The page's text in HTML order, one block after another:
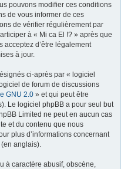
pouvons modifier ces conditions
de vous informer de ces
de vérifier régulièrement par
à « Mi ca El !? » après que
acceptez d’être légalement
à jour.
ci-après par « logiciel
de forum de discussions
GNU 2.0 » et qui peut être
Le logiciel phpBB a pour seul but
Limited ne peut en aucun cas
et du contenu que nous
plus d’informations concernant
(en anglais).
à caractère abusif, obscène,